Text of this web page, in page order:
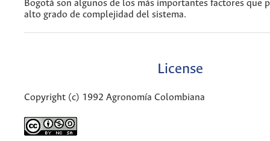
Bogotá son algunos de los más importantes factores que
alto grado de complejidad del sistema.
License
Copyright (c) 1992 Agronomía Colombiana